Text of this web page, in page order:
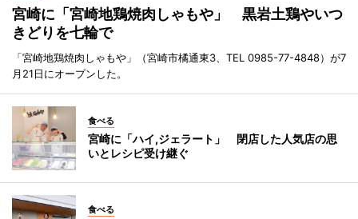
宮崎に「宮崎地鶏焼肉しゃもや」 黒岩土鶏やいつ
きどりを七輪で
「宮崎地鶏焼肉しゃもや」（宮崎市橘通東3、TEL 0985-77-4848）が7
月21日にオープンした。
食べる
宮崎に「ハイ,ジェラート」 閉店した人気店の思
いとレシピ受け継ぐ
食べる